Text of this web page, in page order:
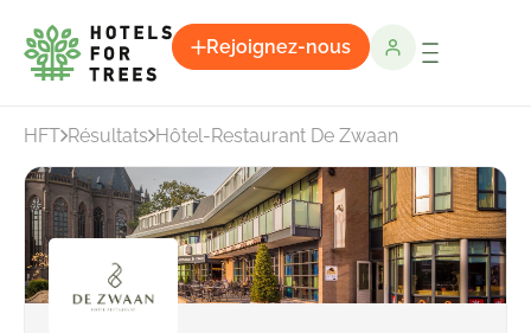
Rejoignez-nous
HFT Résultats Hôtel-Restaurant De Zwaan